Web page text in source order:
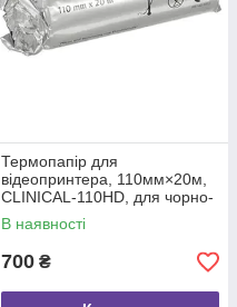
Термопапір для
відеопринтера, 110мм×20м,
CLINICAL-110HD, для чорно-
білого друку, (High Density),
тип II, 1 шт.
В наявності
700 ₴